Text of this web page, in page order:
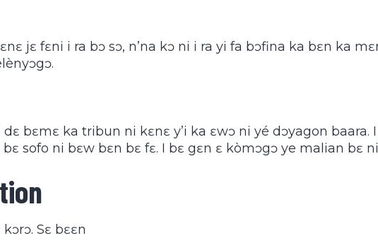
jɛ fɛni i ra bɔ sɔ, n’na kɔ ni i ra yi fa bɔfina ka bɛn ka
dɛ bɛmɛ ka tribun ni kɛnɛ y’i ka ɛwɔ ni yé dɔyagon baara. I
sofo ni bɛw bɛn bɛ fɛ. I bɛ gɛn ɛ kòmɔgɔ ye malian bɛ
Sɛ bɛɛn